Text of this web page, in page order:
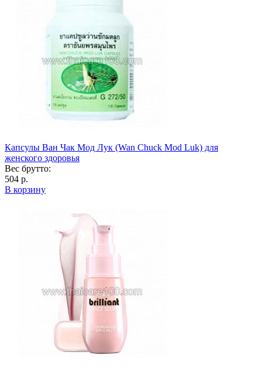
Капсулы Ван Чак Мод Лук (Wan Chuck Mod Luk) для
женского здоровья
Вес брутто:
504 р.
В корзину